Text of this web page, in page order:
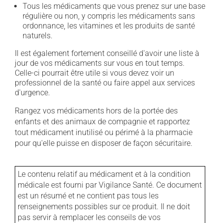
Tous les médicaments que vous prenez sur une base
régulière ou non, y compris les médicaments sans
ordonnance, les vitamines et les produits de santé
naturels.
Il est également fortement conseillé d'avoir une liste à
jour de vos médicaments sur vous en tout temps.
Celle-ci pourrait être utile si vous devez voir un
professionnel de la santé ou faire appel aux services
d'urgence.
Rangez vos médicaments hors de la portée des
enfants et des animaux de compagnie et rapportez
tout médicament inutilisé ou périmé à la pharmacie
pour qu'elle puisse en disposer de façon sécuritaire.
Le contenu relatif au médicament et à la condition
médicale est fourni par Vigilance Santé. Ce document
est un résumé et ne contient pas tous les
renseignements possibles sur ce produit. Il ne doit
pas servir à remplacer les conseils de vos